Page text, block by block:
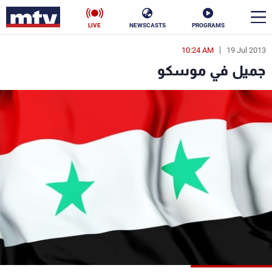
PROGRAMS
NEWSCASTS
LIVE
19 Jul 2013
10:24 AM
جميل في موسكو
en
الأخبار
سياسة
إقتصاد
كأس العالم
جدول البرامج